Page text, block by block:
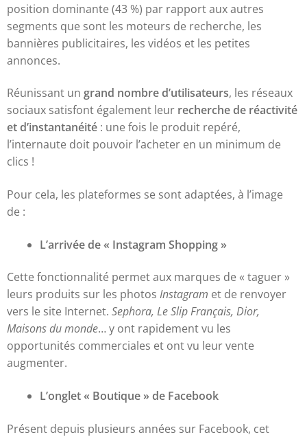
position dominante (43 %) par rapport aux autres
segments que sont les moteurs de recherche, les
bannières publicitaires, les vidéos et les petites
annonces.
Réunissant un grand nombre d’utilisateurs, les réseaux
sociaux satisfont également leur recherche de réactivité
et d’instantanéité : une fois le produit repéré,
l’internaute doit pouvoir l’acheter en un minimum de
clics !
Pour cela, les plateformes se sont adaptées, à l’image
de :
L’arrivée de « Instagram Shopping »
Cette fonctionnalité permet aux marques de « taguer »
leurs produits sur les photos Instagram et de renvoyer
vers le site Internet. Sephora, Le Slip Français, Dior,
Maisons du monde… y ont rapidement vu les
opportunités commerciales et ont vu leur vente
augmenter.
L’onglet « Boutique » de Facebook
Présent depuis plusieurs années sur Facebook, cet